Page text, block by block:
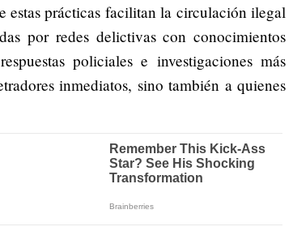
prácticas facilitan la circulación ilegal
por redes delictivas con conocimientos
policiales e investigaciones más
inmediatos, sino también a quienes